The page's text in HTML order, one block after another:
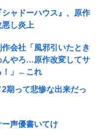
シャドーハウス』、原作
し炎上
作会社「風邪引いたとき
んやろ…原作改変してサ
！」←これ
期って悲惨な出来だっ
声優書いてけ